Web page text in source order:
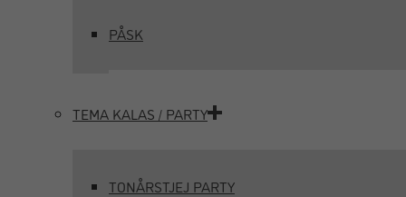
PÅSK
TEMA KALAS / PARTY
TONÅRSTJEJ PARTY